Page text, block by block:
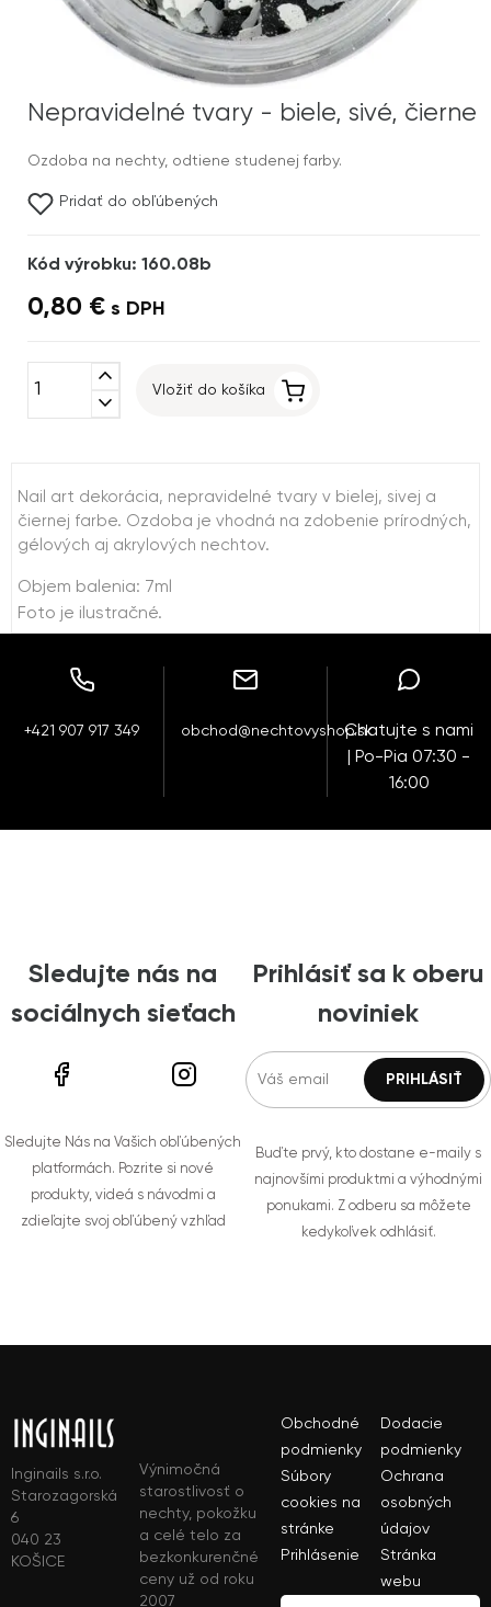
Nepravidelné tvary - biele, sivé, čierne
Ozdoba na nechty, odtiene studenej farby.
Pridať do obľúbených
Kód výrobku: 160.08b
0,80 € s DPH
expand_less
expand_more
Vložiť do košíka
Nail art dekorácia, nepravidelné tvary v bielej, sivej a
čiernej farbe. Ozdoba je vhodná na zdobenie prírodných,
gélových aj akrylových nechtov.
Objem balenia: 7ml
Foto je ilustračné.
+421 907 917 349 obchod@nechtovyshop.skChatujte s nami
| Po-Pia 07:30 -
16:00
Sledujte nás na
sociálnych sieťach
Sledujte Nás na Vašich obľúbených
platformách. Pozrite si nové
produkty, videá s návodmi a
zdieľajte svoj obľúbený vzhľad
Prihlásiť sa k oberu
noviniek
Buďte prvý, kto dostane e-maily s
najnovšími produktmi a výhodnými
ponukami. Z odberu sa môžete
kedykoľvek odhlásiť.
Inginails s.r.o.
Starozagorská
6
040 23
KOŠICE
Výnimočná
starostlivosť o
nechty, pokožku
a celé telo za
bezkonkurenčné
ceny už od roku
2007
Obchodné
podmienky
Dodacie
podmienky
Súbory
cookies na
stránke
Ochrana
osobných
údajov
Prihlásenie
Stránka
webu